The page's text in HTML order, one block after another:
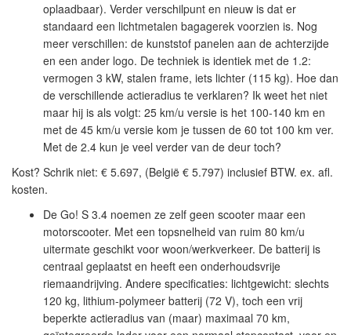
oplaadbaar). Verder verschilpunt en nieuw is dat er
standaard een lichtmetalen bagagerek voorzien is. Nog
meer verschillen: de kunststof panelen aan de achterzijde
en een ander logo. De techniek is identiek met de 1.2:
vermogen 3 kW, stalen frame, iets lichter (115 kg). Hoe dan
de verschillende actieradius te verklaren? Ik weet het niet
maar hij is als volgt: 25 km/u versie is het 100-140 km en
met de 45 km/u versie kom je tussen de 60 tot 100 km ver.
Met de 2.4 kun je veel verder van de deur toch?
Kost? Schrik niet: € 5.697, (België € 5.797) inclusief BTW. ex. afl.
kosten.
De Go! S 3.4 noemen ze zelf geen scooter maar een
motorscooter. Met een topsnelheid van ruim 80 km/u
uitermate geschikt voor woon/werkverkeer. De batterij is
centraal geplaatst en heeft een onderhoudsvrije
riemaandrijving. Andere specificaties: lichtgewicht: slechts
120 kg, lithium-polymeer batterij (72 V), toch een vrij
beperkte actieradius van (maar) maximaal 70 km,